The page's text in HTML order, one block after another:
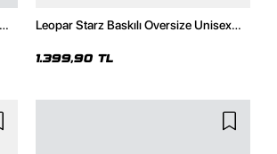
Leopar Starz Baskılı Oversize Unisex
1.399,90 TL